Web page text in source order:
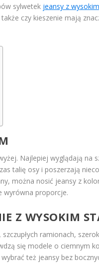
sylwetek jeansy z
czy kieszenie mają
Najlepiej wyglądają na
talię osy i poszerzają
można nosić jeansy z
wyrówna proporcje.
Z WYSOKIM
ramionach,
się modele o ciemnym
też jeansy bez